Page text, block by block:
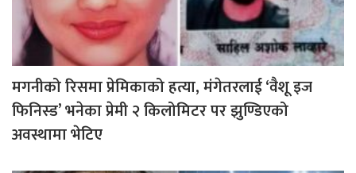
मगनीको रिसमा प्रेमिकाको हत्या, मंगेतरलाई ‘वैशू इज
फिनिस्ड’ भनेका प्रेमी २ किलोमिटर पर झुण्डिएको
अवस्थामा भेटिए